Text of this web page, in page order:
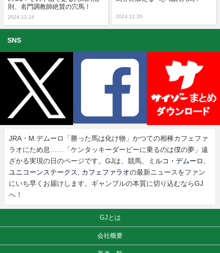
則、名門調教師絶賛の穴馬！
2024.12.24 2024.12.20
SNS
JRA・M.デムーロ「勝った馬は化け物」かつての相棒カフェファ
ラオにため息……「ケンタッキーダービーに乗るのは僕の夢」遠
ざかる実現の日のページです。GJは、競馬、
ミルコ・デムーロ,
ユニコーンステークス, カフェファラオの最新ニュースをファン
にいち早くお届けします。ギャンブルの本質に切り込むならGJ
へ！
GJとは
会社概要